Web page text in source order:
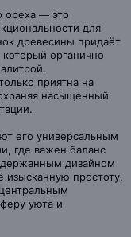
ореха — это
для
древесины придаёт
органично
приятна на
насыщенный
его универсальным
где важен баланс
дизайном
изысканную простоту.
уюта и